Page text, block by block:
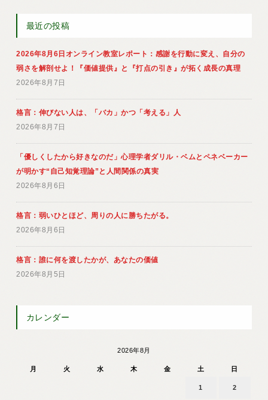
最近の投稿
2026年8月6日オンライン教室レポート：感謝を行動に変え、自分の
弱さを解剖せよ！『価値提供』と『打点の引き』が拓く成長の真理
2026年8月7日
格言：伸びない人は、「バカ」かつ「考える」人
2026年8月7日
「優しくしたから好きなのだ」心理学者ダリル・ベムとペネベーカー
が明かす“自己知覚理論”と人間関係の真実
2026年8月6日
格言：弱いひとほど、周りの人に勝ちたがる。
2026年8月6日
格言：誰に何を渡したかが、あなたの価値
2026年8月5日
カレンダー
2026年8月
月 火 水 木 金 土 日
1 2